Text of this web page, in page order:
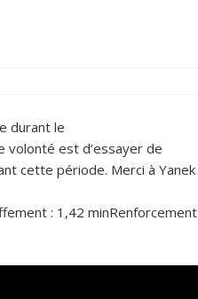
durant le
volonté est d’essayer de
cette période. Merci à Yanek
: 1,42 minRenforcement